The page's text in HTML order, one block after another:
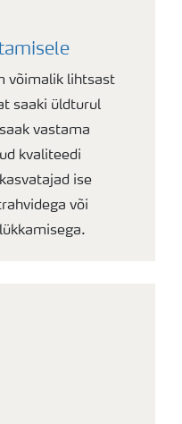
võimalik lihtsast
saaki üldturul
vastama
kvaliteedi
ise
või